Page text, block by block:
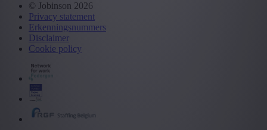
© Jobinson 2026
Privacy statement
Erkenningsnummers
Disclaimer
Cookie policy